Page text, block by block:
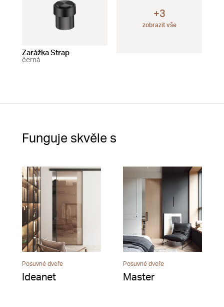
+3
zobrazit vše
Zarážka Strap
černá
Funguje skvěle s
Posuvné dveře
Ideanet
Posuvné dveře
Master